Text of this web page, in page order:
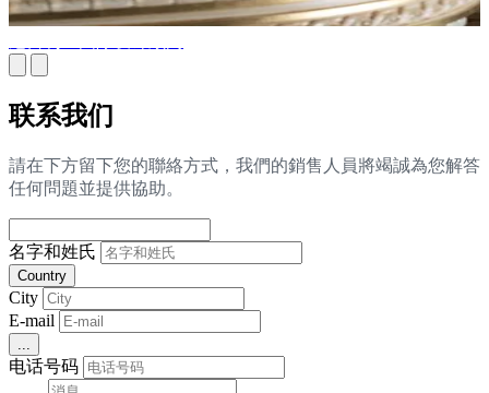
联系我们
請在下方留下您的聯絡方式，我們的銷售人員將竭誠為您解答
任何問題並提供協助。
名字和姓氏
Country
City
E-mail
电话号码